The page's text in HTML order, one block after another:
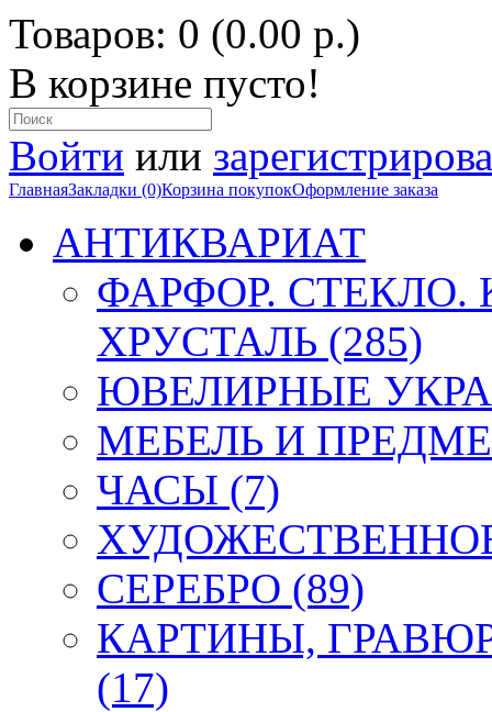
Товаров: 0 (0.00 р.)
В корзине пусто!
Войти или
ГлавнаяЗакладки (0)Корзина покупокОформление заказа
АНТИКВАРИАТ
ФАРФОР.
ХРУСТАЛЬ (285)
ЮВЕЛИРНЫЕ
МЕБЕЛЬ И
ЧАСЫ (7)
СЕРЕБРО (89)
КАРТИНЫ,
(17)